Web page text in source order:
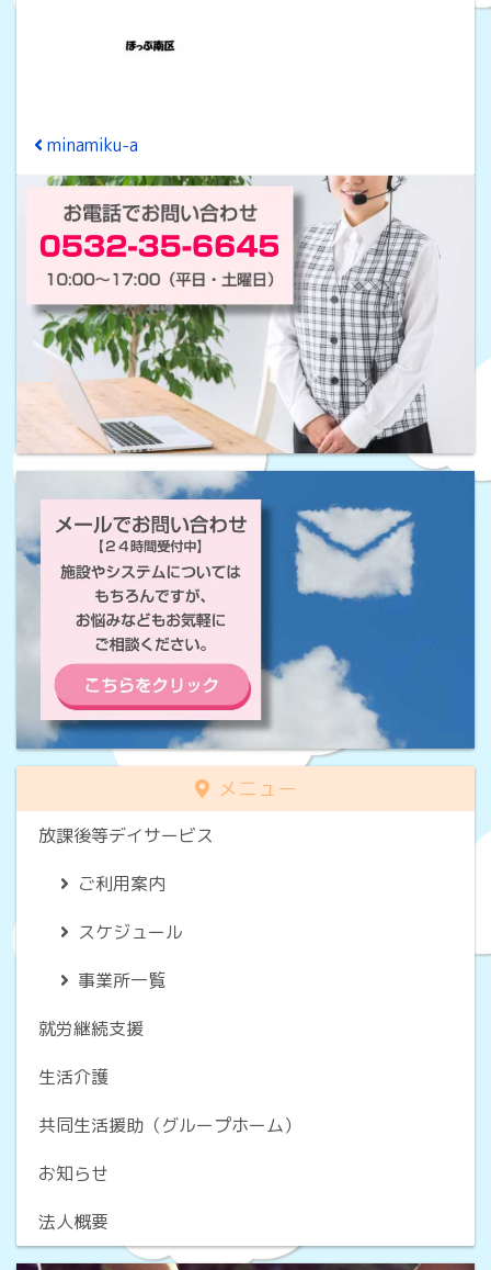
投稿ナビゲーション
minamiku-a
メニュー
放課後等デイサービス
ご利用案内
スケジュール
事業所一覧
就労継続支援
生活介護
共同生活援助（グループホーム）
お知らせ
法人概要